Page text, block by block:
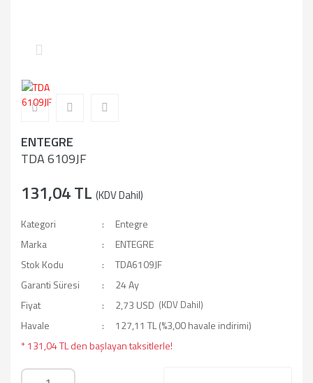
ENTEGRE
TDA 6109JF
131,04 TL (KDV Dahil)
Kategori
Entegre
Marka
ENTEGRE
Stok Kodu
TDA6109JF
Garanti Süresi
24 Ay
Fiyat
2,73 USD (KDV Dahil)
Havale
127,11 TL (%3,00 havale indirimi)
* 131,04 TL den başlayan taksitlerle!